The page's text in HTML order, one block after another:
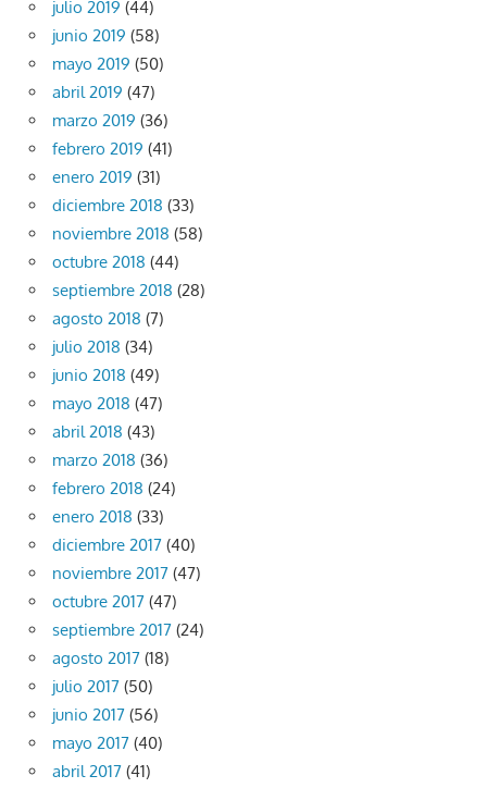
julio 2019 (44)
junio 2019 (58)
mayo 2019 (50)
abril 2019 (47)
marzo 2019 (36)
febrero 2019 (41)
enero 2019 (31)
diciembre 2018 (33)
noviembre 2018 (58)
octubre 2018 (44)
septiembre 2018 (28)
agosto 2018 (7)
julio 2018 (34)
junio 2018 (49)
mayo 2018 (47)
abril 2018 (43)
marzo 2018 (36)
febrero 2018 (24)
enero 2018 (33)
diciembre 2017 (40)
noviembre 2017 (47)
octubre 2017 (47)
septiembre 2017 (24)
agosto 2017 (18)
julio 2017 (50)
junio 2017 (56)
mayo 2017 (40)
abril 2017 (41)